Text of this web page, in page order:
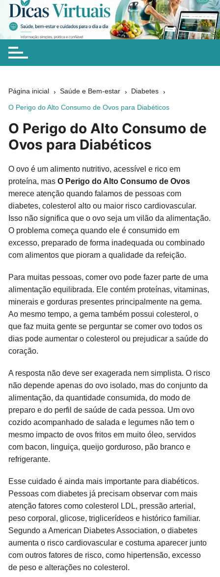
para
Dicas Virtuais
Dicas simples sobre saúde, bem-estar, beleza, alimentação,
chás e cuidados naturais para ajudar você a fazer escolhas
Página inicial Saúde e Bem-estar Diabetes
O Perigo do Alto Consumo de Ovos para Diabéticos
O Perigo do Alto Consumo de
Ovos para Diabéticos
O ovo é um alimento nutritivo, acessível e rico em
proteína, masO Perigo do Alto Consumo de Ovos
merece atenção quando falamos de pessoas com
diabetes, colesterol alto ou maior risco cardiovascular.
Isso não significa que o ovo seja um vilão da alimentação.
O problema começa quando ele é consumido em
excesso, preparado de forma inadequada ou combinado
com alimentos que pioram a qualidade da refeição.
Para muitas pessoas, comer ovo pode fazer parte de uma
alimentação equilibrada. Ele contém proteínas, vitaminas,
minerais e gorduras presentes principalmente na gema.
Ao mesmo tempo, a gema também possui colesterol, o
que faz muita gente se perguntar se comer ovo todos os
dias pode aumentar o colesterol ou prejudicar a saúde do
coração.
A resposta não deve ser exagerada nem simplista. O risco
não depende apenas do ovo isolado, mas do conjunto da
alimentação, da quantidade consumida, do modo de
preparo e do perfil de saúde de cada pessoa. Um ovo
cozido acompanhado de salada e legumes não tem o
mesmo impacto de ovos fritos em muito óleo, servidos
com bacon, linguiça, queijo gorduroso, pão branco e
refrigerante.
Esse cuidado é ainda mais importante para diabéticos.
Pessoas com diabetes já precisam observar com mais
atenção fatores como colesterol LDL, pressão arterial,
peso corporal, glicose, triglicerídeos e histórico familiar.
Segundo a American Diabetes Association, o diabetes
aumenta o risco cardiovascular e costuma aparecer junto
com outros fatores de risco, como hipertensão, excesso
de peso e alterações no colesterol.